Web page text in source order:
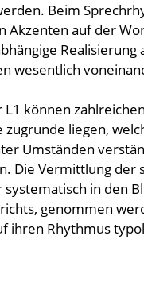
Beim
Akzenten auf der
Realisierung
wesentlich
können zahlreichen
liegen,
Umständen
Die Vermittlung der
in den
genommen
ihren Rhythmus